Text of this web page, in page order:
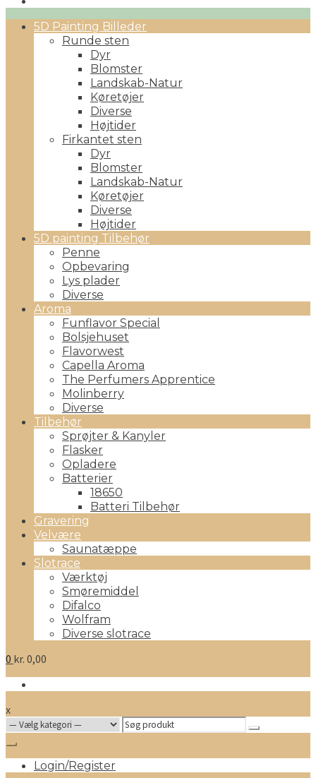
Primary5D Painting Billeder
Runde sten
Dyr
Blomster
Landskab-Natur
Køretøjer
Diverse
Højtider
Firkantet sten
Dyr
Blomster
Landskab-Natur
Køretøjer
Diverse
Højtider
5D painting Tilbehør
Penne
Opbevaring
Lys plader
Diverse
Aroma
Funflavor Special
Bolsjehuset
Flavorwest
Capella Aroma
The Perfumers Apprentice
Molinberry
Diverse
Tilbehør
Sprøjter & Kanyler
Flasker
Opladere
Batterier
18650
Batteri Tilbehør
Gravering
Velvære
Saunatæppe
Slotrace
Værktøj
Smøremiddel
Difalco
Wolfram
Diverse slotrace
0 kr. 0,00
x
Search
for:
Login/Register